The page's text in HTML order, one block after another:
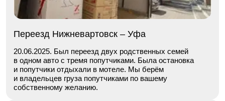
Переезд Нижневартовск – Уфа
20.06.2025. Был переезд двух родственных семей
в одном авто с тремя попутчиками. Была остановка
и попутчики отдыхали в мотеле. Мы берём
и владельцев груза попутчиками по вашему
собственному желанию.